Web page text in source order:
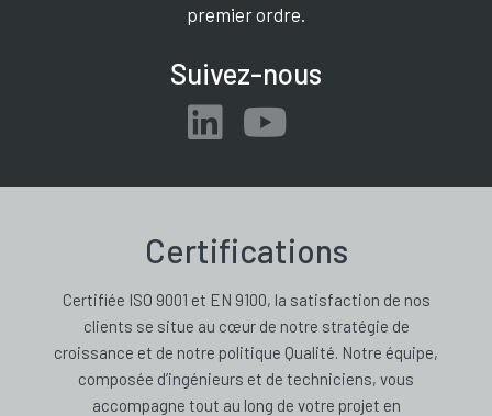
premier ordre.
Suivez-nous
Certifications
Certifiée ISO 9001 et EN 9100, la satisfaction de nos
clients se situe au cœur de notre stratégie de
croissance et de notre politique Qualité. Notre équipe,
composée d’ingénieurs et de techniciens, vous
accompagne tout au long de votre projet en